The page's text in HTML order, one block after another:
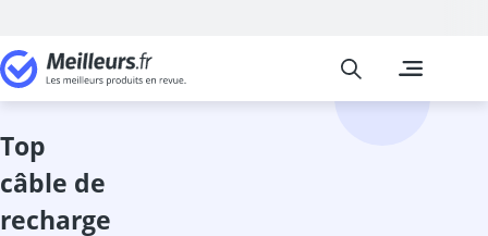
High-Tech
Absorbeur
Meilleurs
top
câble de
recharge